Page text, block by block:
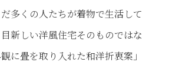
多くの人たちが着物で生活して
新しい洋風住宅そのものではな
に畳を取り入れた和洋折衷案」